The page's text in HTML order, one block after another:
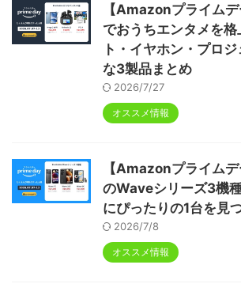
【Amazonプライム
でおうちエンタメを格
ト・イヤホン・プロ
な3製品まとめ
2026/7/27
オススメ情報
【Amazonプライム
のWaveシリーズ3機
にぴったりの1台を見
2026/7/8
オススメ情報